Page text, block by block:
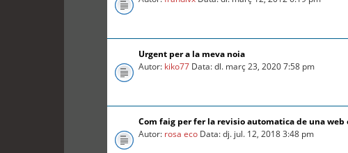
Urgent per a la meva noia
Autor: kiko77 Data: dl. març 23, 2020 7:58 pm
Com faig per fer la revisio automatica de una web
Autor: rosa eco Data: dj. jul. 12, 2018 3:48 pm